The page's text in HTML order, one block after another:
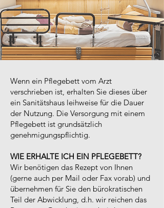
Wenn ein Pflegebett vom Arzt
verschrieben ist, erhalten Sie dieses über
ein Sanitätshaus leihweise für die Dauer
der Nutzung. Die Versorgung mit einem
Pflegebett ist grundsätzlich
genehmigungspflichtig.
WIE ERHALTE ICH EIN PFLEGEBETT?
Wir benötigen das Rezept von Ihnen
(gerne auch per Mail oder Fax vorab) und
übernehmen für Sie den bürokratischen
Teil der Abwicklung, d.h. wir reichen das